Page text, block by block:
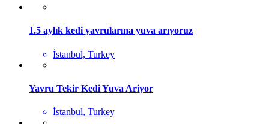
1.5 aylık kedi yavrularına yuva arıyoruz
İstanbul, Turkey
Yavru Tekir Kedi Yuva Ariyor
İstanbul, Turkey